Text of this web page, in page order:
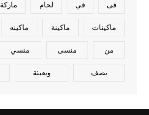
فى في لحام ماركة
ماكينات ماكينة ماكينه
من منسى منسي
نصف وتعبئة